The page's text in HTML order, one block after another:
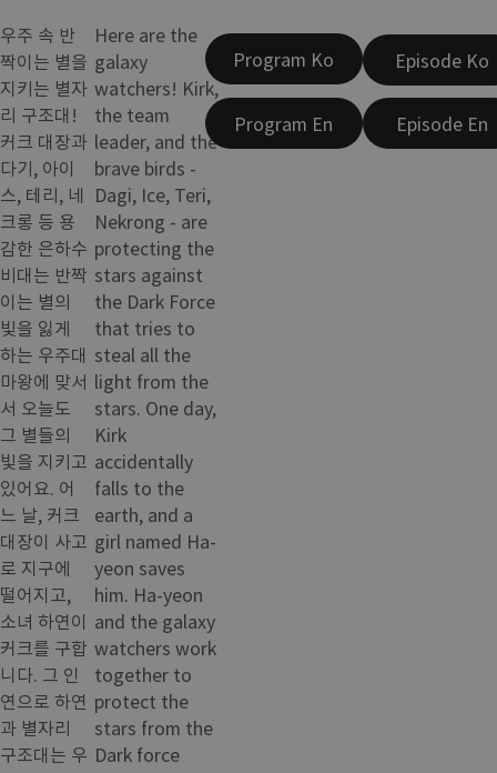
우주 속 반
짝이는 별을
지키는 별자
리 구조대!
커크 대장과
다기, 아이
스, 테리, 네
크롱 등 용
감한 은하수
비대는 반짝
이는 별의
빛을 잃게
하는 우주대
마왕에 맞서
서 오늘도
그 별들의
빛을 지키고
있어요. 어
느 날, 커크
대장이 사고
로 지구에
떨어지고,
소녀 하연이
커크를 구합
니다. 그 인
연으로 하연
과 별자리
구조대는 우
Here are the
galaxy
watchers! Kirk,
the team
leader, and the
brave birds -
Dagi, Ice, Teri,
Nekrong - are
protecting the
stars against
the Dark Force
that tries to
steal all the
light from the
stars. One day,
Kirk
accidentally
falls to the
earth, and a
girl named Ha-
yeon saves
him. Ha-yeon
and the galaxy
watchers work
together to
protect the
stars from the
Dark force
Program Ko
Program En
Episode Ko
Episode En